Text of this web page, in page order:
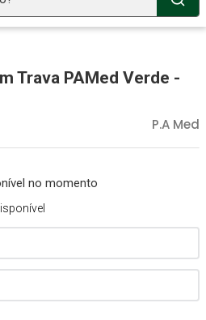
Trava PAMed Verde -
P.A Med
no momento